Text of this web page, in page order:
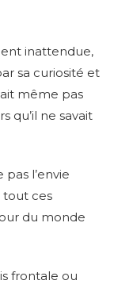
inattendue,
sa curiosité et
même pas
qu’il ne savait
l’envie
tout ces
du monde
frontale ou